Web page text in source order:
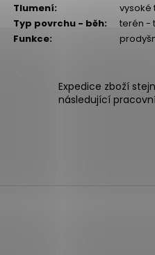
Tlumení:
vysoké
Typ povrchu - běh:
terén -
Funkce:
Expedice zboží
následující